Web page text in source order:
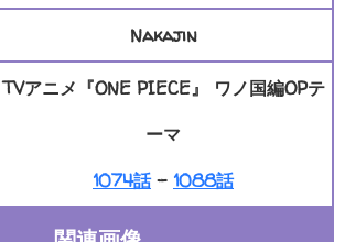
Nakajin
TVアニメ『ONE PIECE』 ワノ国編OPテ
ーマ
1074話- 1088話